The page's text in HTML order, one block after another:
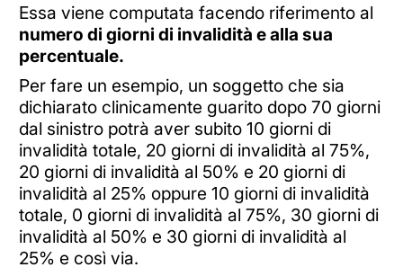
Essa viene computata facendo riferimento al
numero di giorni di invalidità e alla sua
percentuale.
Per fare un esempio, un soggetto che sia
dichiarato clinicamente guarito dopo 70 giorni
dal sinistro potrà aver subito 10 giorni di
invalidità totale, 20 giorni di invalidità al 75%,
20 giorni di invalidità al 50% e 20 giorni di
invalidità al 25% oppure 10 giorni di invalidità
totale, 0 giorni di invalidità al 75%, 30 giorni di
invalidità al 50% e 30 giorni di invalidità al
25% e così via.